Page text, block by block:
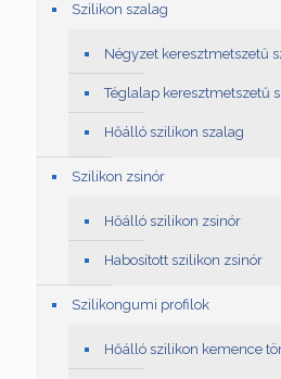
Szilikon szalag
Négyzet keresztmetszetű
Téglalap keresztmetszetű
Hőálló szilikon szalag
Szilikon zsinór
Hőálló szilikon zsinór
Habosított szilikon zsinór
Szilikongumi profilok
Hőálló szilikon kemence